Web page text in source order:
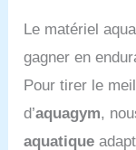
Le matériel
gagner en
Pour tirer le
d’aquagym,
aquatique